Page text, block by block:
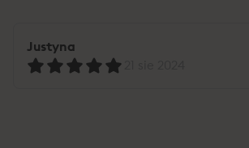
Justyna